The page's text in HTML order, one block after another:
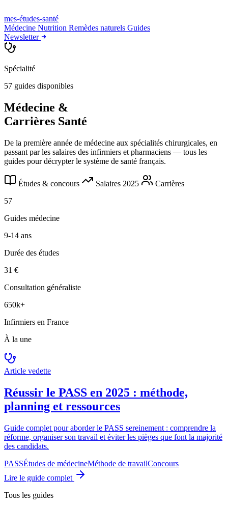
mes-études-santé
Médecine Nutrition Remèdes naturels Guides
Newsletter
Spécialité
57 guides disponibles
Médecine &
Carrières Santé
De la première année de médecine aux spécialités chirurgicales, en
passant par les salaires des infirmiers et pharmaciens — tous les
guides pour décrypter le système de santé français.
Études & concours Salaires 2025
Carrières
57
Guides médecine
9-14 ans
Durée des études
31 €
Consultation généraliste
650k+
Infirmiers en France
À la une
Article vedette
Réussir le PASS en 2025 : méthode,
planning et ressources
Guide complet pour aborder le PASS sereinement : comprendre la
réforme, organiser son travail et éviter les pièges que font la majorité
des candidats.
PASSÉtudes de médecineMéthode de travailConcours
Lire le guide complet
Tous les guides